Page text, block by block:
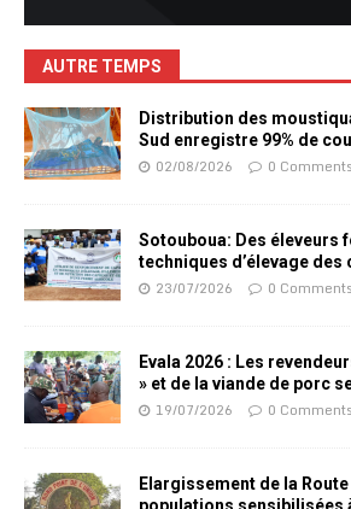
AUTRE TEMPS
Distribution des
Sud enregistre 99% de
02/08/2026 0 Comments
Sotouboua: Des éleveurs
techniques d’élevage des
23/07/2026 0 Comments
Evala 2026 : Les
» et de la viande de porc
19/07/2026 0 Comments
Elargissement de la